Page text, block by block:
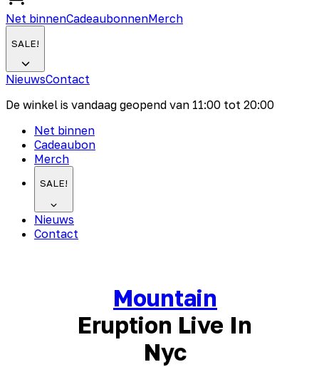
Net binnenCadeaubonnenMerch
SALE!
NieuwsContact
De winkel is vandaag geopend van 11:00 tot 20:00
Net binnen
Cadeaubon
Merch
SALE!
Nieuws
Contact
Mountain
Eruption Live In
Nyc